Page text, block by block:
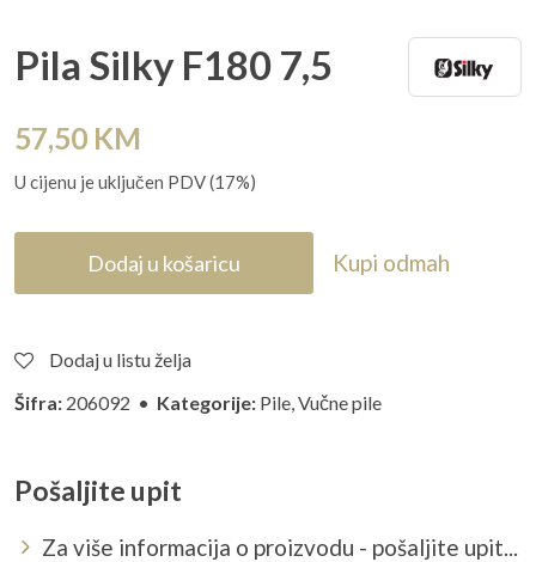
Pila Silky F180 7,5
57,50 KM
U cijenu je uključen PDV (17%)
Dodaj u košaricu Kupi odmah
Dodaj u listu želja
Šifra: 206092 • Kategorije: Pile Vučne pile
Pošaljite upit
Za više informacija o proizvodu - pošaljite upit...